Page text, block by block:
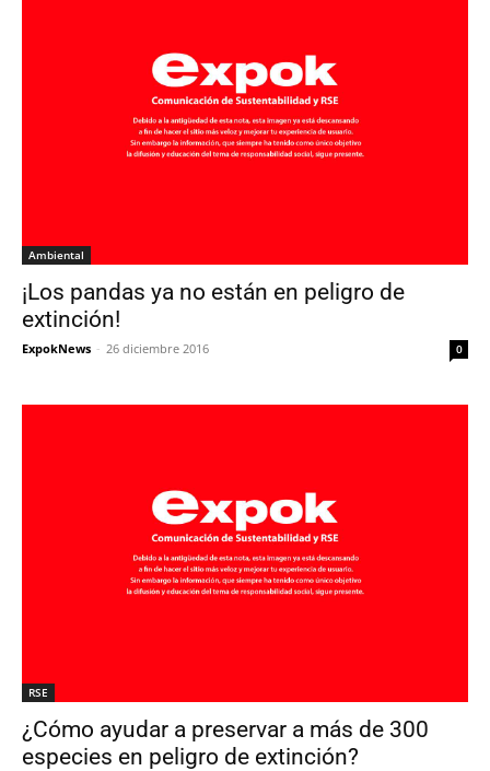
Ambiental
¡Los pandas ya no están en peligro de
extinción!
ExpokNews - 26 diciembre 2016 0
RSE
¿Cómo ayudar a preservar a más de 300
especies en peligro de extinción?